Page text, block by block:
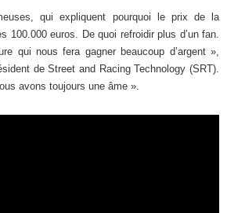
qui expliquent pourquoi le prix de la
100.000 euros. De quoi refroidir plus d’un fan.
qui nous fera gagner beaucoup d’argent »,
de Street and Racing Technology (SRT).
avons toujours une âme ».